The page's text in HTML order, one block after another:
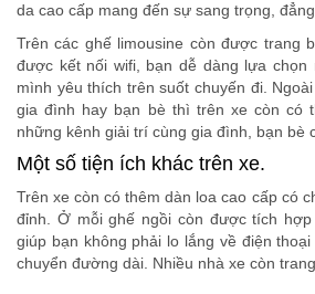
da cao cấp mang đến sự sang trọng,
Trên các ghế limousine còn được trang
được kết nối wifi, bạn dễ dàng lựa chọn
mình yêu thích trên suốt chuyến đi.
gia đình hay bạn bè thì trên xe còn có
những kênh giải trí cùng gia đình, bạn bè
Một số tiện ích khác trên xe.
Trên xe còn có thêm dàn loa cao cấp có
đỉnh. Ở mỗi ghế ngồi còn được tích
giúp bạn không phải lo lắng về điện
chuyển đường dài. Nhiều nhà xe còn